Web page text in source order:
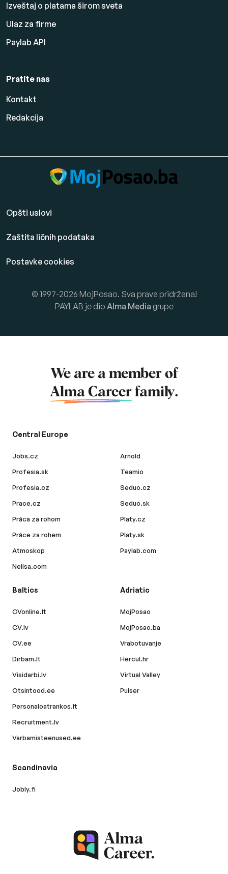
Izveštaj o platama širom sveta
Ulaz za firme
Paylab API
Pratite nas
Kontakt
Redakcija
Opšti uslovi
Zaštita ličnih podataka
Postavke cookies
© 1997-2026 MojPosao. Sva prava pridržana!
PAYLAB je dio Alma Media grupe
We are a member of
Alma Career family.
Central Europe
Jobs.cz
Profesia.sk
Profesia.cz
Prace.cz
Práca za rohom
Práce za rohem
Atmoskop
Nelisa.com
Arnold
Teamio
Seduo.cz
Seduo.sk
Platy.cz
Platy.sk
Paylab.com
Baltics
CVonline.lt
CV.lv
CV.ee
Dirbam.lt
Visidarbi.lv
Otsintood.ee
Personaloatrankos.lt
Recruitment.lv
Varbamisteenused.ee
Adriatic
MojPosao
MojPosao.ba
Vrabotuvanje
Hercul.hr
Virtual Valley
Pulser
Scandinavia
Jobly.fi